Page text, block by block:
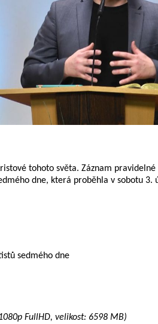
tohoto světa. Záznam pravidelné
dne, která proběhla v sobotu 3.
sedmého dne
FullHD, velikost: 6598 MB)